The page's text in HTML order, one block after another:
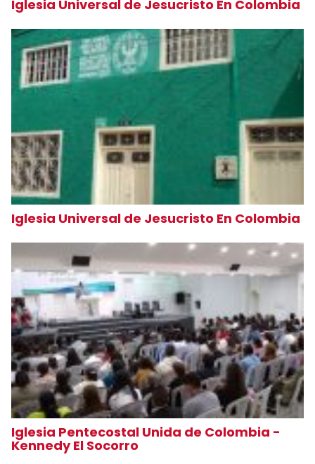
Iglesia Universal de Jesucristo En Colombia
Iglesia Universal de Jesucristo En Colombia
Iglesia Pentecostal Unida de Colombia -
Kennedy El Socorro